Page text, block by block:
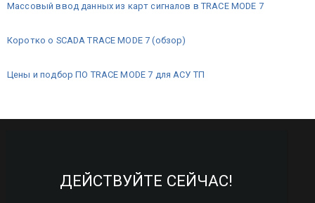
Массовый ввод данных из карт сигналов в TRACE MODE 7
Коротко о SCADA TRACE MODE 7 (обзор)
Цены и подбор ПО TRACE MODE 7 для АСУ ТП
ДЕЙСТВУЙТЕ СЕЙЧАС!